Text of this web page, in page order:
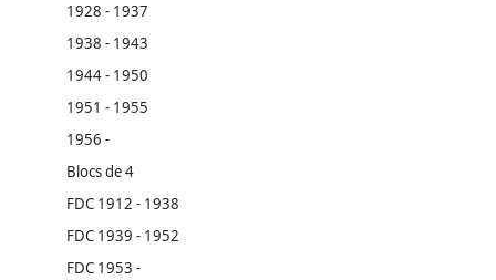
1928 - 1937
1938 - 1943
1944 - 1950
1951 - 1955
1956 -
Blocs de 4
FDC 1912 - 1938
FDC 1939 - 1952
FDC 1953 -